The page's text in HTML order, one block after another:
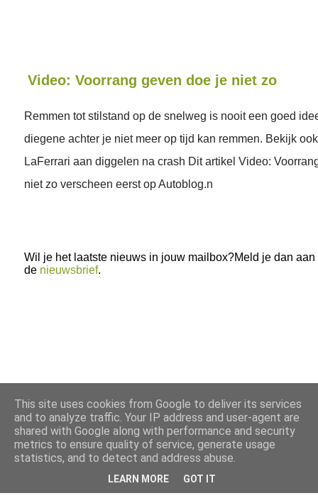
Video: Voorrang geven doe je niet zo
Remmen tot stilstand op de snelweg is nooit een goed
diegene achter je niet meer op tijd kan remmen. Bekijk
LaFerrari aan diggelen na crash Dit artikel Video:
niet zo verscheen eerst op Autoblog.n
Wil je het laatste nieuws in jouw mailbox?Meld je dan aan
de nieuwsbrief.
This site uses cookies from Google to deliver its services
and to analyze traffic. Your IP address and user-agent are
shared with Google along with performance and security
metrics to ensure quality of service, generate usage
statistics, and to detect and address abuse.
LEARN MORE GOT IT